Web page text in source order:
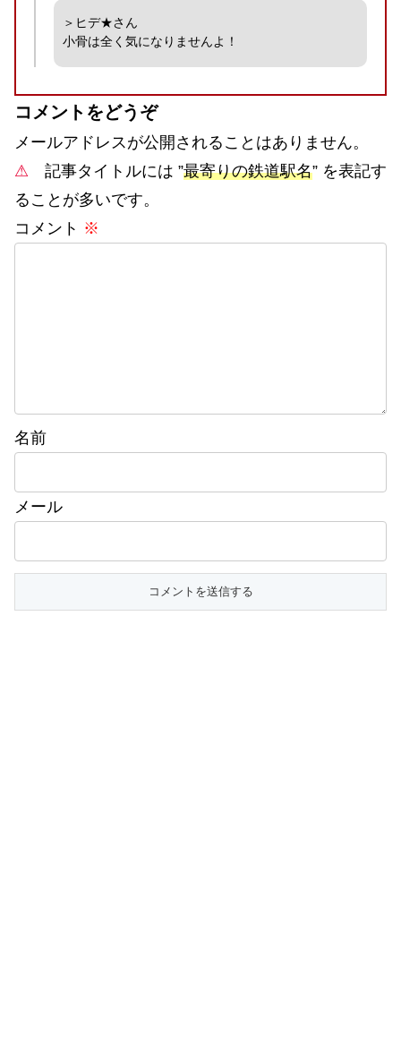
＞ヒデ★さん
小骨は全く気になりませんよ！
コメントをどうぞ
メールアドレスが公開されることはありません。
⚠ 記事タイトルには ”最寄りの鉄道駅名” を表記す
ることが多いです。
コメント ※
名前
メール